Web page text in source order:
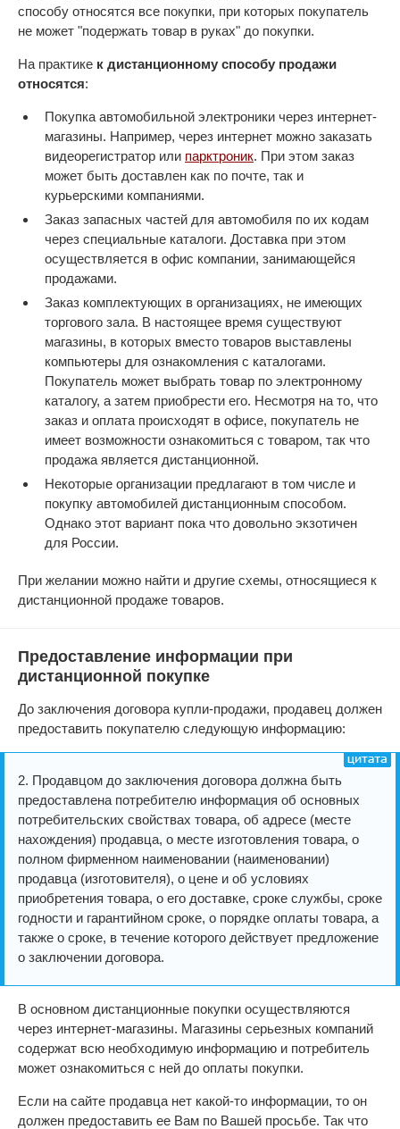
способу относятся все покупки, при которых покупатель
не может "подержать товар в руках" до покупки.
На практике к дистанционному способу продажи
относятся:
Покупка автомобильной электроники через интернет-
магазины. Например, через интернет можно заказать
видеорегистратор или парктроник. При этом заказ
может быть доставлен как по почте, так и
курьерскими компаниями.
Заказ запасных частей для автомобиля по их кодам
через специальные каталоги. Доставка при этом
осуществляется в офис компании, занимающейся
продажами.
Заказ комплектующих в организациях, не имеющих
торгового зала. В настоящее время существуют
магазины, в которых вместо товаров выставлены
компьютеры для ознакомления с каталогами.
Покупатель может выбрать товар по электронному
каталогу, а затем приобрести его. Несмотря на то, что
заказ и оплата происходят в офисе, покупатель не
имеет возможности ознакомиться с товаром, так что
продажа является дистанционной.
Некоторые организации предлагают в том числе и
покупку автомобилей дистанционным способом.
Однако этот вариант пока что довольно экзотичен
для России.
При желании можно найти и другие схемы, относящиеся к
дистанционной продаже товаров.
Предоставление информации при
дистанционной покупке
До заключения договора купли-продажи, продавец должен
предоставить покупателю следующую информацию:
2. Продавцом до заключения договора должна быть
предоставлена потребителю информация об основных
потребительских свойствах товара, об адресе (месте
нахождения) продавца, о месте изготовления товара, о
полном фирменном наименовании (наименовании)
продавца (изготовителя), о цене и об условиях
приобретения товара, о его доставке, сроке службы, сроке
годности и гарантийном сроке, о порядке оплаты товара, а
также о сроке, в течение которого действует предложение
о заключении договора.
В основном дистанционные покупки осуществляются
через интернет-магазины. Магазины серьезных компаний
содержат всю необходимую информацию и потребитель
может ознакомиться с ней до оплаты покупки.
Если на сайте продавца нет какой-то информации, то он
должен предоставить ее Вам по Вашей просьбе. Так что